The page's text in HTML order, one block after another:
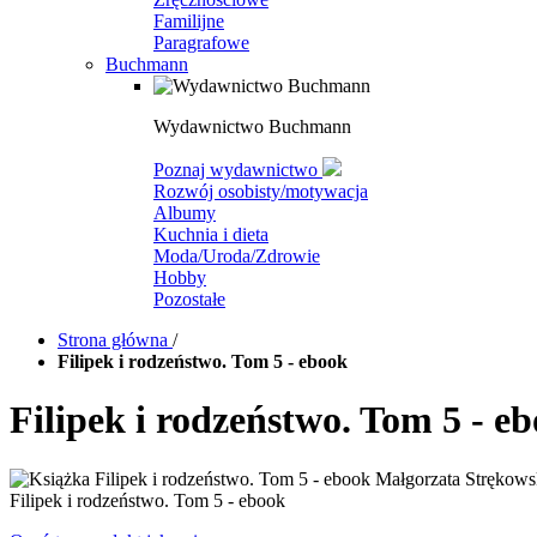
Familijne
Paragrafowe
Buchmann
Wydawnictwo Buchmann
Poznaj wydawnictwo
Rozwój osobisty/motywacja
Albumy
Kuchnia i dieta
Moda/Uroda/Zdrowie
Hobby
Pozostałe
Strona główna /
Filipek i rodzeństwo. Tom 5 - ebook
Filipek i rodzeństwo. Tom 5 -
Filipek i rodzeństwo. Tom 5 - ebook